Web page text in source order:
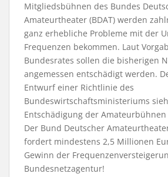
Mitgliedsbühnen des Bundes
Amateurtheater (BDAT) werden
ganz erhebliche Probleme mit der
Frequenzen bekommen. Laut
Bundesrates sollen die bisherigen
angemessen entschädigt werden.
Entwurf einer Richtlinie des
Bundeswirtschaftsministeriums
Entschädigung der
Der Bund Deutscher
fordert mindestens 2,5 Millionen
Gewinn der
Bundesnetzagentur!